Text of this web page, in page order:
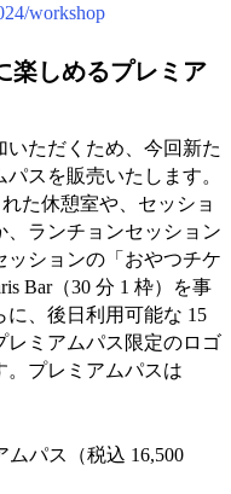
workshop
楽しめるプレミア
ただくため、今回新た
スを販売いたします。
た休憩室や、セッショ
、ランチョンセッション
ションの「おやつチケ
Bar（30 分 1 枠）を事
、後日利用可能な 15
レミアムパス限定のロゴ
。プレミアムパスは
ムパス（税込 16,500